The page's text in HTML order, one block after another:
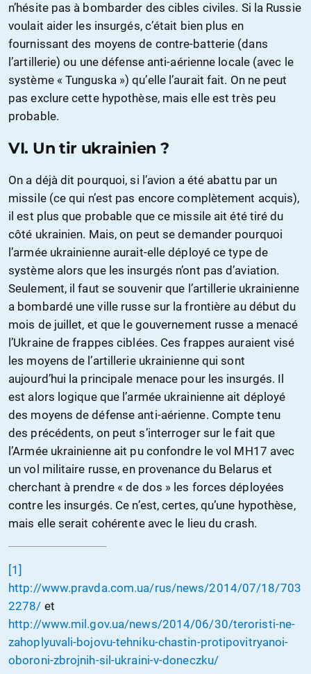
n’hésite pas à bombarder des cibles civiles. Si la Russie
voulait aider les insurgés, c’était bien plus en
fournissant des moyens de contre-batterie (dans
l’artillerie) ou une défense anti-aérienne locale (avec le
système « Tunguska ») qu’elle l’aurait fait. On ne peut
pas exclure cette hypothèse, mais elle est très peu
probable.
VI. Un tir ukrainien ?
On a déjà dit pourquoi, si l’avion a été abattu par un
missile (ce qui n’est pas encore complètement acquis),
il est plus que probable que ce missile ait été tiré du
côté ukrainien. Mais, on peut se demander pourquoi
l’armée ukrainienne aurait-elle déployé ce type de
système alors que les insurgés n’ont pas d’aviation.
Seulement, il faut se souvenir que l’artillerie ukrainienne
a bombardé une ville russe sur la frontière au début du
mois de juillet, et que le gouvernement russe a menacé
l’Ukraine de frappes ciblées. Ces frappes auraient visé
les moyens de l’artillerie ukrainienne qui sont
aujourd’hui la principale menace pour les insurgés. Il
est alors logique que l’armée ukrainienne ait déployé
des moyens de défense anti-aérienne. Compte tenu
des précédents, on peut s’interroger sur le fait que
l’Armée ukrainienne ait pu confondre le vol MH17 avec
un vol militaire russe, en provenance du Belarus et
cherchant à prendre « de dos » les forces déployées
contre les insurgés. Ce n’est, certes, qu’une hypothèse,
mais elle serait cohérente avec le lieu du crash.
[1]
http://www.pravda.com.ua/rus/news/2014/07/18/703
2278/ et
http://www.mil.gov.ua/news/2014/06/30/teroristi-ne-
zahoplyuvali-bojovu-tehniku-chastin-protipovitryanoi-
oboroni-zbrojnih-sil-ukraini-v-doneczku/